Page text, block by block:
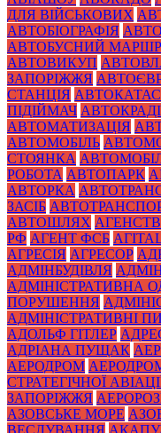
ДЛЯ ВІЙСЬКОВИХ
АВТОБІОГРАФІЯ
АВТОБУСНИЙ
АВТОВИКУП
ЗАПОРІЖЖЯ
СТАНЦІЯ
ПІДІЙМАЧ
АВТОМАТИЗАЦІЯ
АВТОМОБІЛЬ
СТОЯНКА
РОБОТА АВТОПАРК
АВТОРКА
ЗАСІБ
АВТОШЛЯХ
РФ АГЕНТ ФСБ
АГРЕСІЯ АГРЕСОР
АДМІНБУДІВЛЯ
АДМІНІСТРАТИВНА
ПОРУШЕННЯ
АДМІНІСТРАТИВНІ
АДОЛЬФ ГІТЛЕР
АДРІАНА ПУЩАК
АЕРОДРОМ
СТРАТЕГІЧНОЇ
ЗАПОРІЖЖЯ
АЗОВСЬКЕ МОРЕ